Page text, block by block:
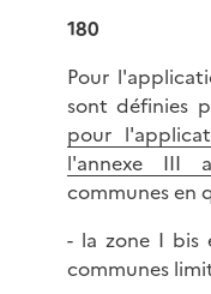
180
Pour
sont définies
pour
l'annexe III
communes en
- la zone I bis
communes